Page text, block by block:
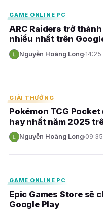
GAME ONLINE PC
ARC Raiders trở
nhiều nhất trên
N Nguyễn Hoàng Long
GIẢI THƯỞNG
Pokémon TCG
hay nhất năm 2025
N Nguyễn Hoàng Long
GAME ONLINE PC
Epic Games Store sẽ
Google Play